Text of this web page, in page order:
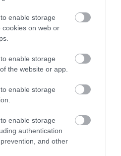
enable storage
cookies on web or
enable storage
the website or app.
enable storage
enable storage
authentication
and other
δέντρο την